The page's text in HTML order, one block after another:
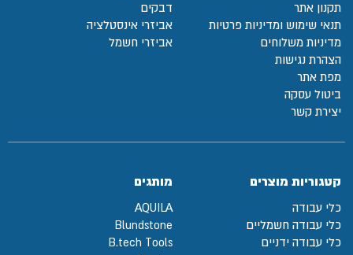
תקנון אתר
תנאי שימוש ומדיניות פרטיות
מדיניות משלוחים
הצהרת נגישות
מפת אתר
ביטול עסקה
יצירת קשר
דבקים
אביזרי אינסטלציה
אביזרי חשמל
קטגוריות מוצרים
כלי עבודה
כלי עבודה חשמליים
כלי עבודה ידניים
מותגים
AQUILA
Blundstone
B.tech Tools